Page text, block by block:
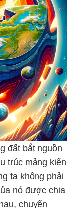
đất bắt nguồn
trúc mảng kiến
ta không phải
nó được chia
chuyển